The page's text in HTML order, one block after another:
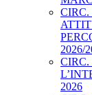
CIRC.
2026/
CIRC.
2026